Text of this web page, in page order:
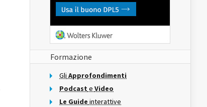
Formazione
Gli Approfondimenti
Podcast e Video
Le Guide interattive